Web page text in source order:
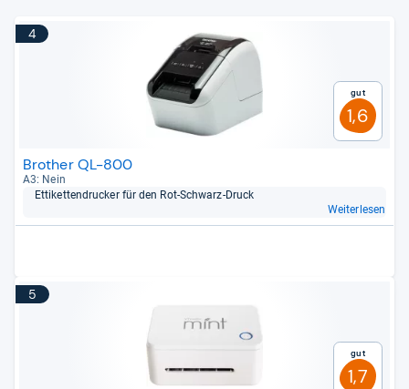
4
Gut
1,6
Brother QL-800
A3: Nein
Etti­ket­ten­dru­cker für den Rot-​Schwarz-​Druck
Weiterlesen
5
Gut
1,7